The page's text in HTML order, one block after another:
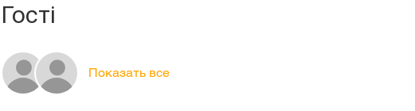
Гості
Показать все